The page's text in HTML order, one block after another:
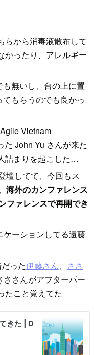
らから消毒液散布して
かったり、アレルギー
無いし、台の上に置
もらうのでも良かっ
Vietnam
John Yu さんが来た
詰まりを起こした…
壇してて、今回もス
海外のカンファレンス
ファレンスで再開でき
ーションしてる遠藤
った伊藤さん、 ささ
ささんがアフターパー
たこと覚えてた